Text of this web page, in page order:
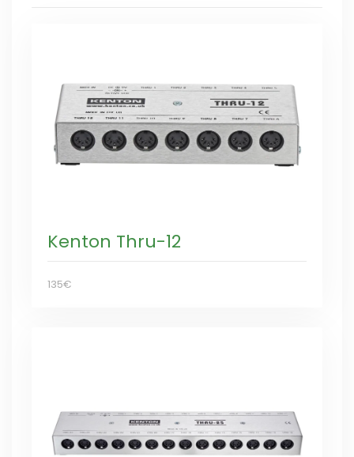
Kenton Thru-12
135€